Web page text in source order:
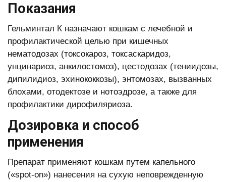
Показания
Гельминтал К назначают кошкам с лечебной и
профилактической целью при кишечных
нематодозах (токсокароз, токсаскаридоз,
унцинариоз, анкилостомоз), цестодозах (тениидозы,
дипилидиоз, эхинококкозы), энтомозах, вызванных
блохами, отодектозе и нотоэдрозе, а также для
профилактики дирофиляриоза.
Дозировка и способ
применения
Препарат применяют кошкам путем капельного
(«spot-on») нанесения на сухую неповрежденную